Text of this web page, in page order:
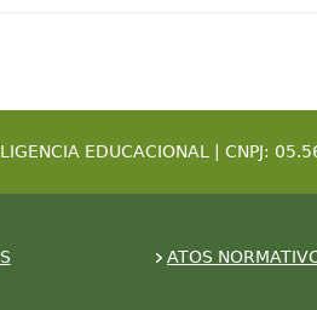
EDUCACIONAL | CNPJ:
ATOS